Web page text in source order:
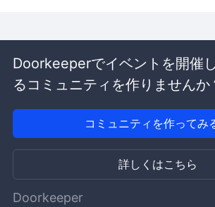
Doorkeeperでイベントを開催
るコミュニティを作りませんか
コミュニティを作ってみ
詳しくはこちら
Doorkeeper